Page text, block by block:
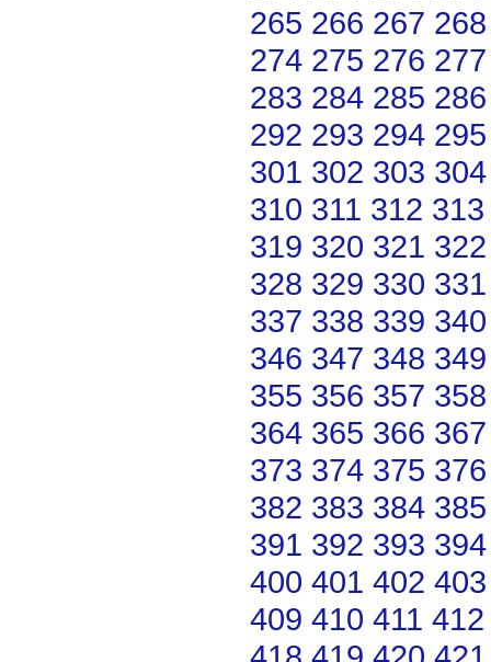
265 266 267 268
274 275 276 277
283 284 285 286
292 293 294 295
301 302 303 304
310 311 312 313
319 320 321 322
328 329 330 331
337 338 339 340
346 347 348 349
355 356 357 358
364 365 366 367
373 374 375 376
382 383 384 385
391 392 393 394
400 401 402 403
409 410 411 412